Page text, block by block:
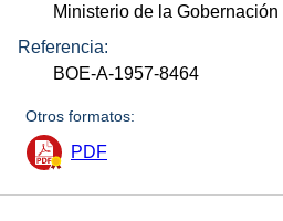
Ministerio de la Gobernación
Referencia:
BOE-A-1957-8464
Otros formatos:
PDF